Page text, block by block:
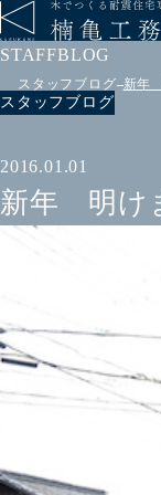
STAFFBLOG
スタッフブログ 新年
スタッフブログ
2016.01.01
新年 明け